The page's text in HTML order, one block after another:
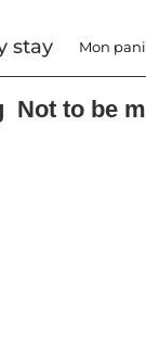
stay Mon
Not to be